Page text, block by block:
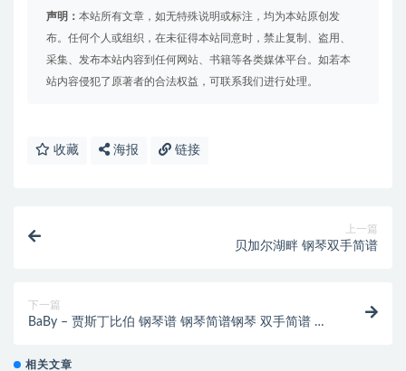
声明： 本站所有文章，如无特殊说明或标注，均为本站原创发
布。任何个人或组织，在未征得本站同意时，禁止复制、盗用、
采集、发布本站内容到任何网站、书籍等各类媒体平台。如若本
站内容侵犯了原著者的合法权益，可联系我们进行处理。
收藏 海报 链接
上一篇
贝加尔湖畔 钢琴双手简谱
下一篇
BaBy – 贾斯丁比伯 钢琴谱 钢琴简谱钢琴 双手简谱 下
相关文章